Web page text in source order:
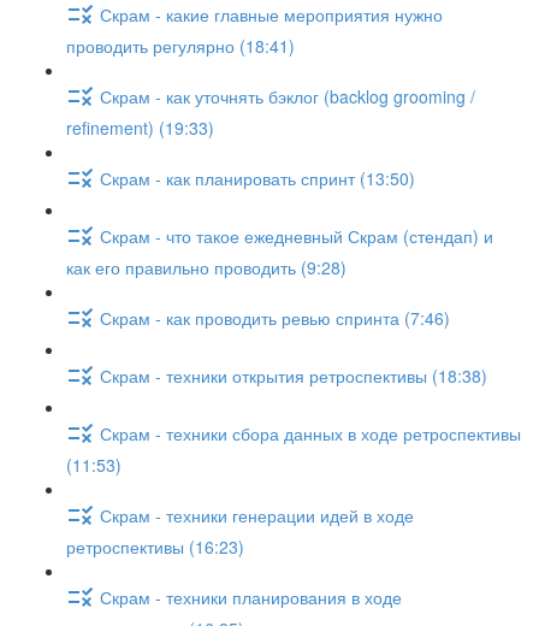
Скрам - какие главные мероприятия нужно
проводить регулярно (18:41)
Скрам - как уточнять бэклог (backlog grooming /
refinement) (19:33)
Скрам - как планировать спринт (13:50)
Скрам - что такое ежедневный Скрам (стендап) и
как его правильно проводить (9:28)
Скрам - как проводить ревью спринта (7:46)
Скрам - техники открытия ретроспективы (18:38)
Скрам - техники сбора данных в ходе ретроспективы
(11:53)
Скрам - техники генерации идей в ходе
ретроспективы (16:23)
Скрам - техники планирования в ходе